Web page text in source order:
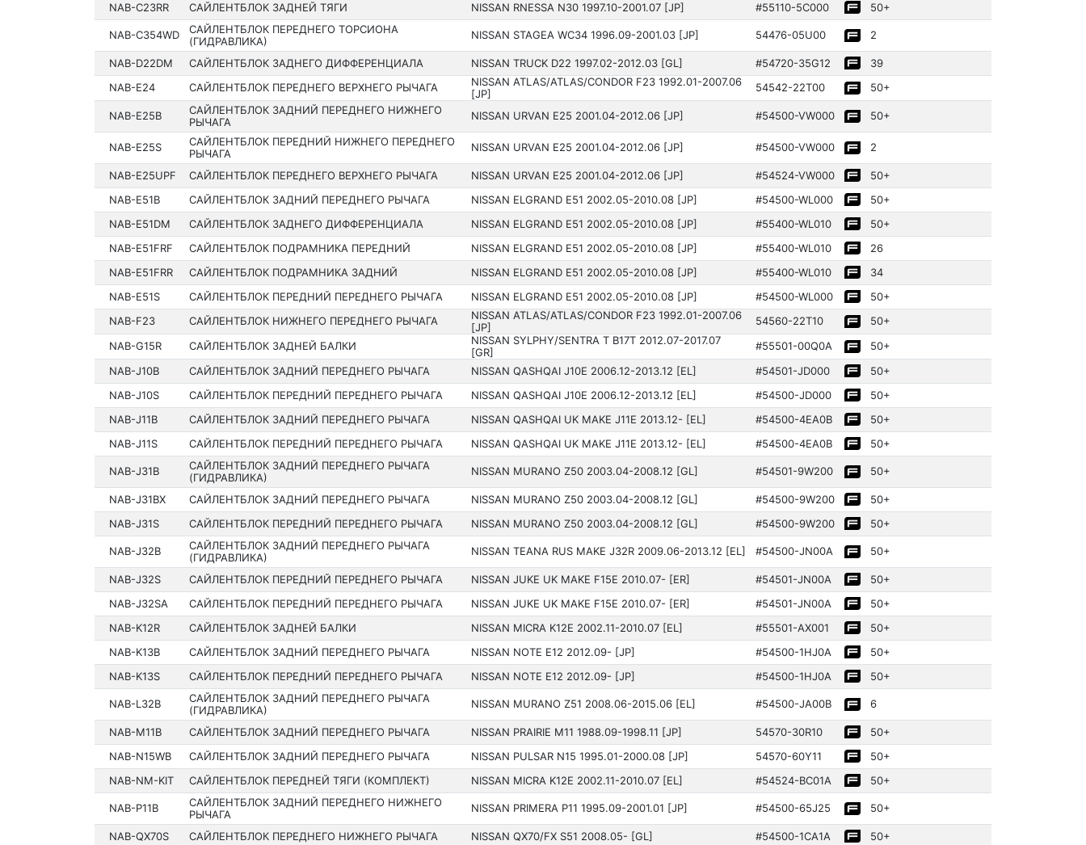
NAB-C23RR
САЙЛЕНТБЛОК ЗАДНЕЙ ТЯГИ NISSAN RNESSA N30 199­7.10-2001.07 [JP] #55110­-5C000 50+
NAB-C354WD
САЙЛЕНТБЛОК ПЕРЕДНЕГО ТОРСИОНА
(ГИДРАВЛИКА)
NISSAN STAGEA WC34 199­6.09-2001.03 [JP] 54476­-05U00 2
NAB-D22DM САЙЛЕНТБЛОК ЗАДНЕГО ДИФФЕРЕНЦИАЛА NISSAN TRUCK D22 199­7.02-2012.03 [GL] #54720­-35G12
39
NAB-E24
САЙЛЕНТБЛОК ПЕРЕДНЕГО ВЕРХНЕГО РЫЧАГА
NISSAN ATLAS/ATLAS/CONDOR F23 199­2.01-2007.06
[JP]
54542­-22T00 50+
NAB-E25B
САЙЛЕНТБЛОК ЗАДНИЙ ПЕРЕДНЕГО НИЖНЕГО
РЫЧАГА
NISSAN URVAN E25 200­1.04-2012.06 [JP] #54500­-VW000 50+
NAB-E25S
САЙЛЕНТБЛОК ПЕРЕДНИЙ НИЖНЕГО ПЕРЕДНЕГО
РЫЧАГА
NISSAN URVAN E25 200­1.04-2012.06 [JP] #54500­-VW000 2
NAB-E25UPF САЙЛЕНТБЛОК ПЕРЕДНЕГО ВЕРХНЕГО РЫЧАГА NISSAN URVAN E25 200­1.04-2012.06 [JP] #54524­-VW000
50+
NAB-E51B
САЙЛЕНТБЛОК ЗАДНИЙ ПЕРЕДНЕГО РЫЧАГА NISSAN ELGRAND E51 200­2.05-2010.08 [JP] #54500­-WL000
50+
NAB-E51DM
САЙЛЕНТБЛОК ЗАДНЕГО ДИФФЕРЕНЦИАЛА NISSAN ELGRAND E51 200­2.05-2010.08 [JP] #55400­-WL010
50+
NAB-E51FRF
САЙЛЕНТБЛОК ПОДРАМНИКА ПЕРЕДНИЙ NISSAN ELGRAND E51 200­2.05-2010.08 [JP] #55400­-WL010
26
NAB-E51FRR
САЙЛЕНТБЛОК ПОДРАМНИКА ЗАДНИЙ NISSAN ELGRAND E51 200­2.05-2010.08 [JP] #55400­-WL010
34
NAB-E51S
САЙЛЕНТБЛОК ПЕРЕДНИЙ ПЕРЕДНЕГО РЫЧАГА NISSAN ELGRAND E51 200­2.05-2010.08 [JP] #54500­-WL000
50+
NAB-F23
САЙЛЕНТБЛОК НИЖНЕГО ПЕРЕДНЕГО РЫЧАГА
NISSAN ATLAS/ATLAS/CONDOR F23 199­2.01-2007.06
[JP]
54560­-22T10
50+
NAB-G15R
САЙЛЕНТБЛОК ЗАДНЕЙ БАЛКИ
NISSAN SYLPHY/SENTRA T B17T 2012.07-2017.07
[GR]
#55501­-00Q0A
50+
NAB-J10B
САЙЛЕНТБЛОК ЗАДНИЙ ПЕРЕДНЕГО РЫЧАГА NISSAN QASHQAI J10E 2006.12-2013.12 [EL] #54501­-JD000
50+
NAB-J10S
САЙЛЕНТБЛОК ПЕРЕДНИЙ ПЕРЕДНЕГО РЫЧАГА NISSAN QASHQAI J10E 2006.12-2013.12 [EL] #54500­-JD000
50+
NAB-J11B
САЙЛЕНТБЛОК ЗАДНИЙ ПЕРЕДНЕГО РЫЧАГА NISSAN QASHQAI UK MAKE J11E 2013.12- [EL] #54500­-4EA0B
50+
NAB-J11S
САЙЛЕНТБЛОК ПЕРЕДНИЙ ПЕРЕДНЕГО РЫЧАГА NISSAN QASHQAI UK MAKE J11E 2013.12- [EL] #54500­-4EA0B 50+
NAB-J31B
САЙЛЕНТБЛОК ЗАДНИЙ ПЕРЕДНЕГО РЫЧАГА
(ГИДРАВЛИКА)
NISSAN MURANO Z50 200­3.04-2008.12 [GL] #54501­-9W200 50+
NAB-J31BX САЙЛЕНТБЛОК ЗАДНИЙ ПЕРЕДНЕГО РЫЧАГА NISSAN MURANO Z50 200­3.04-2008.12 [GL] #54500­-9W200
50+
NAB-J31S
САЙЛЕНТБЛОК ПЕРЕДНИЙ ПЕРЕДНЕГО РЫЧАГА NISSAN MURANO Z50 200­3.04-2008.12 [GL] #54500­-9W200 50+
NAB-J32B
САЙЛЕНТБЛОК ЗАДНИЙ ПЕРЕДНЕГО РЫЧАГА
(ГИДРАВЛИКА)
NISSAN TEANA RUS MAKE J32R 2009.06-2013.12 [EL] #54500­-JN00A 50+
NAB-J32S САЙЛЕНТБЛОК ПЕРЕДНИЙ ПЕРЕДНЕГО РЫЧАГА NISSAN JUKE UK MAKE F15E 2010.07- [ER] #54501­-JN00A
50+
NAB-J32SA
САЙЛЕНТБЛОК ПЕРЕДНИЙ ПЕРЕДНЕГО РЫЧАГА NISSAN JUKE UK MAKE F15E 2010.07- [ER] #54501­-JN00A
50+
NAB-K12R
САЙЛЕНТБЛОК ЗАДНЕЙ БАЛКИ NISSAN MICRA K12E 2002.11-2010.07 [EL] #55501­-AX001
50+
NAB-K13B
САЙЛЕНТБЛОК ЗАДНИЙ ПЕРЕДНЕГО РЫЧАГА NISSAN NOTE E12 201­2.09- [JP] #54500­-1HJ0A
50+
NAB-K13S
САЙЛЕНТБЛОК ПЕРЕДНИЙ ПЕРЕДНЕГО РЫЧАГА NISSAN NOTE E12 201­2.09- [JP] #54500­-1HJ0A 50+
NAB-L32B
САЙЛЕНТБЛОК ЗАДНИЙ ПЕРЕДНЕГО РЫЧАГА
(ГИДРАВЛИКА)
NISSAN MURANO Z51 200­8.06-2015.06 [EL] #54500­-JA00B 6
NAB-M11B САЙЛЕНТБЛОК ЗАДНИЙ ПЕРЕДНЕГО РЫЧАГА NISSAN PRAIRIE M11 198­8.09-1998.11 [JP] 54570­-30R10
50+
NAB-N15WB
САЙЛЕНТБЛОК ЗАДНИЙ ПЕРЕДНЕГО РЫЧАГА NISSAN PULSAR N15 199­5.01-2000.08 [JP] 54570­-60Y11
50+
NAB-NM-KIT
САЙЛЕНТБЛОК ПЕРЕДНЕЙ ТЯГИ (КОМПЛЕКТ) NISSAN MICRA K12E 2002.11-2010.07 [EL] #54524­-BC01A 50+
NAB-P11B
САЙЛЕНТБЛОК ЗАДНИЙ ПЕРЕДНЕГО НИЖНЕГО
РЫЧАГА
NISSAN PRIMERA P11 199­5.09-2001.01 [JP] #54500­-65J25 50+
NAB-QX70S САЙЛЕНТБЛОК ПЕРЕДНЕГО НИЖНЕГО РЫЧАГА NISSAN QX70/FX S51 200­8.05- [GL] #54500­-1CA1A 50+